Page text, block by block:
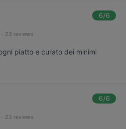
6/6
· 23 reviews
piatto e curato dei minimi
6/6
· 23 reviews